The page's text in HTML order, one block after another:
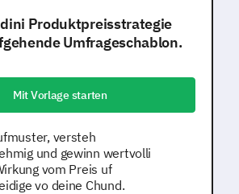
Produktpreisstrategie
Umfrageschablon.
Mit Vorlage starten
versteh
und gewinn wertvolli
vom Preis uf
vo deine Chund.